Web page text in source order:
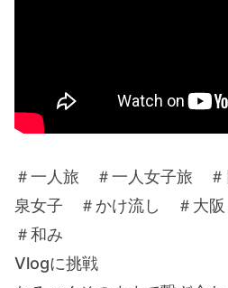
＃一人旅 ＃一人女子旅
泉女子 ＃かけ流し ＃大
＃和み
Vlogに挑戦